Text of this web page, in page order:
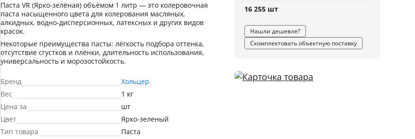
Паста VR (Ярко-зелёная) объёмом 1 литр — это колеровочная
паста насыщенного цвета для колерования масляных,
алкидных, водно-дисперсионных, латексных и других видов
красок.
Некоторые преимущества пасты: лёгкость подбора оттенка,
отсутствие сгустков и плёнки, длительность использования,
универсальность и морозостойкость.
Бренд
Хольцер
Вес
1 кг
Цена за
шт
Цвет
Ярко-зеленый
Тип товара
Паста
16 255 шт
Нашли дешевле?
Скомплектовать объектную поставку